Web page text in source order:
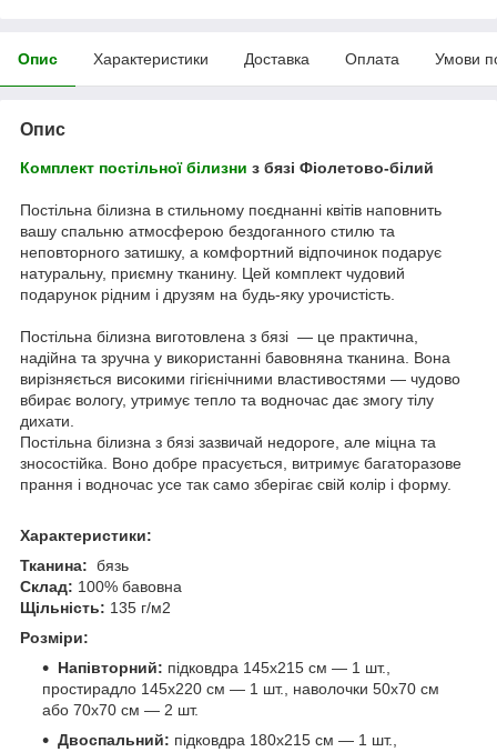
Опис Характеристики Доставка Оплата Умови
Опис
Комплект постільної білизни з бязі Фіолетово-білий
Постільна білизна в стильному поєднанні квітів наповнить
вашу спальню атмосферою бездоганного стилю та
неповторного затишку, а комфортний відпочинок подарує
натуральну, приємну тканину. Цей комплект чудовий
подарунок рідним і друзям на будь-яку урочистість.
Постільна білизна виготовлена з бязі — це практична,
надійна та зручна у використанні бавовняна тканина. Вона
вирізняється високими гігієнічними властивостями — чудово
вбирає вологу, утримує тепло та водночас дає змогу тілу
дихати.
Постільна білизна з бязі зазвичай недороге, але міцна та
зносостійка. Воно добре прасується, витримує багаторазове
прання і водночас усе так само зберігає свій колір і форму.
Характеристики:
Тканина: бязь
Склад: 100% бавовна
Щільність: 135 г/м2
Розміри:
Напівторний: підковдра 145х215 см — 1 шт.,
простирадло 145х220 см — 1 шт., наволочки 50х70 см
або 70х70 см — 2 шт.
Двоспальний: підковдра 180х215 см — 1 шт.,